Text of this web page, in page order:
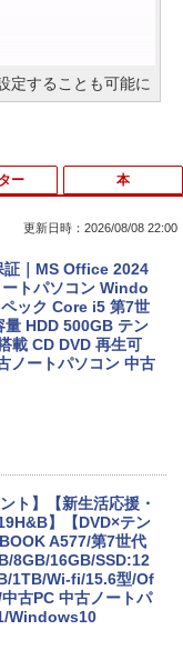
定することも可能に
更新日時：2026/08/08 22:00
証｜MS Office 2024
トパソコン Windo
ック Core i5 第7世
HDD 500GB テン
載 CD DVD 再生可
ノートパソコン 中古
ト】【新生活応援・
】【DVD×テン
A577/第7世代
8GB/16GB/SSD:12
1TB/Wi-fi/15.6型/Of
古PC 中古ノートパ
Windows10
ー 本